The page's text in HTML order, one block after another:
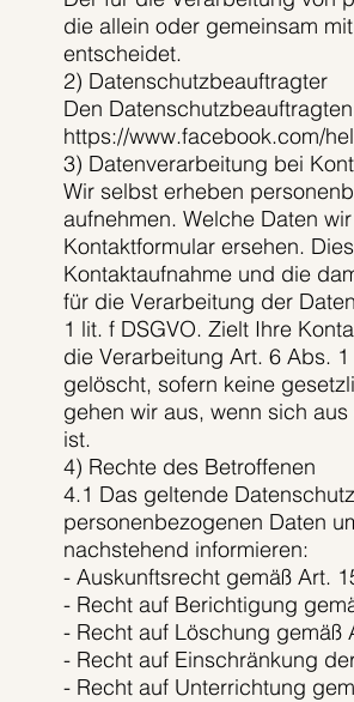
die allein oder gemeinsam
entscheidet.
2) Datenschutzbeauftragter
Den
https://www.facebook.com/
3) Datenverarbeitung bei
Wir selbst erheben
aufnehmen. Welche Daten
Kontaktformular ersehen.
Kontaktaufnahme und die
für die Verarbeitung der
1 lit. f DSGVO. Zielt Ihre
die Verarbeitung Art. 6 Abs.
gelöscht, sofern keine
gehen wir aus, wenn sich
ist.
4) Rechte des Betroffenen
4.1 Das geltende
personenbezogenen Daten
nachstehend informieren:
- Auskunftsrecht gemäß Art.
- Recht auf Berichtigung
- Recht auf Löschung gemäß
- Recht auf Einschränkung
- Recht auf Unterrichtung